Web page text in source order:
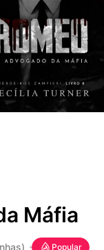
Máfia
Popular